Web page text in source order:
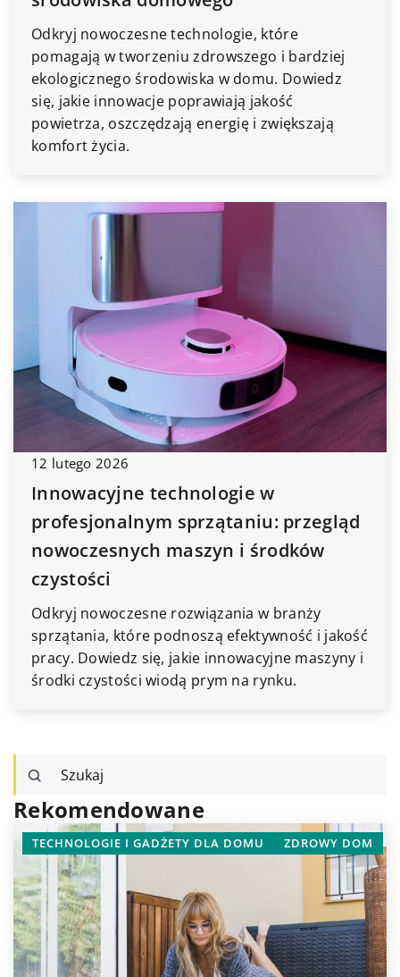
Odkryj nowoczesne technologie, które
pomagają w tworzeniu zdrowszego i bardziej
ekologicznego środowiska w domu. Dowiedz
się, jakie innowacje poprawiają jakość
powietrza, oszczędzają energię i zwiększają
komfort życia.
12 lutego 2026
Innowacyjne technologie w
profesjonalnym sprzątaniu: przegląd
nowoczesnych maszyn i środków
czystości
Odkryj nowoczesne rozwiązania w branży
sprzątania, które podnoszą efektywność i jakość
pracy. Dowiedz się, jakie innowacyjne maszyny i
środki czystości wiodą prym na rynku.
Rekomendowane
DOMOWE OBOWIĄZKI KUCHNIA I GOTOWANIE